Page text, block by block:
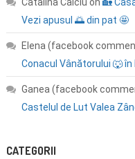
Catalina Calciu on 🏡
Vezi apusul 🌅 din pat 🤩
Elena (facebook
Conacul Vânătorului 🐺
Ganea (facebook
Castelul de Lut Valea
CATEGORII